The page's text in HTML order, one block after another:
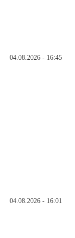
04.08.2026 - 16:45
04.08.2026 - 16:01